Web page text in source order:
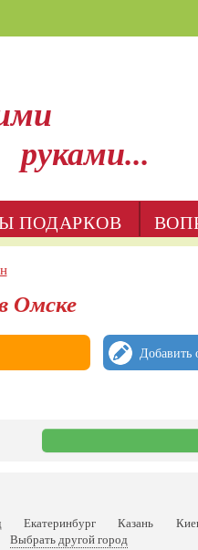
руками...
ПОДАРКОВ
Омске
Добавить
Екатеринбург Казань
Выбрать другой город